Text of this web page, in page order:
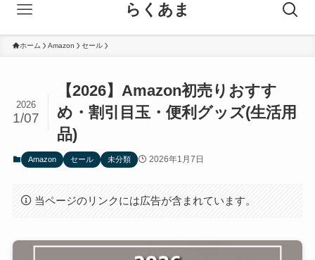
らくあま
ホーム Amazon セール
【2026】Amazon初売りおすす
め・割引目玉・便利グッズ(生活用
品)
2026
1/07
Amazon セール 未分類 2026年1月7日
当ページのリンクには広告が含まれています。